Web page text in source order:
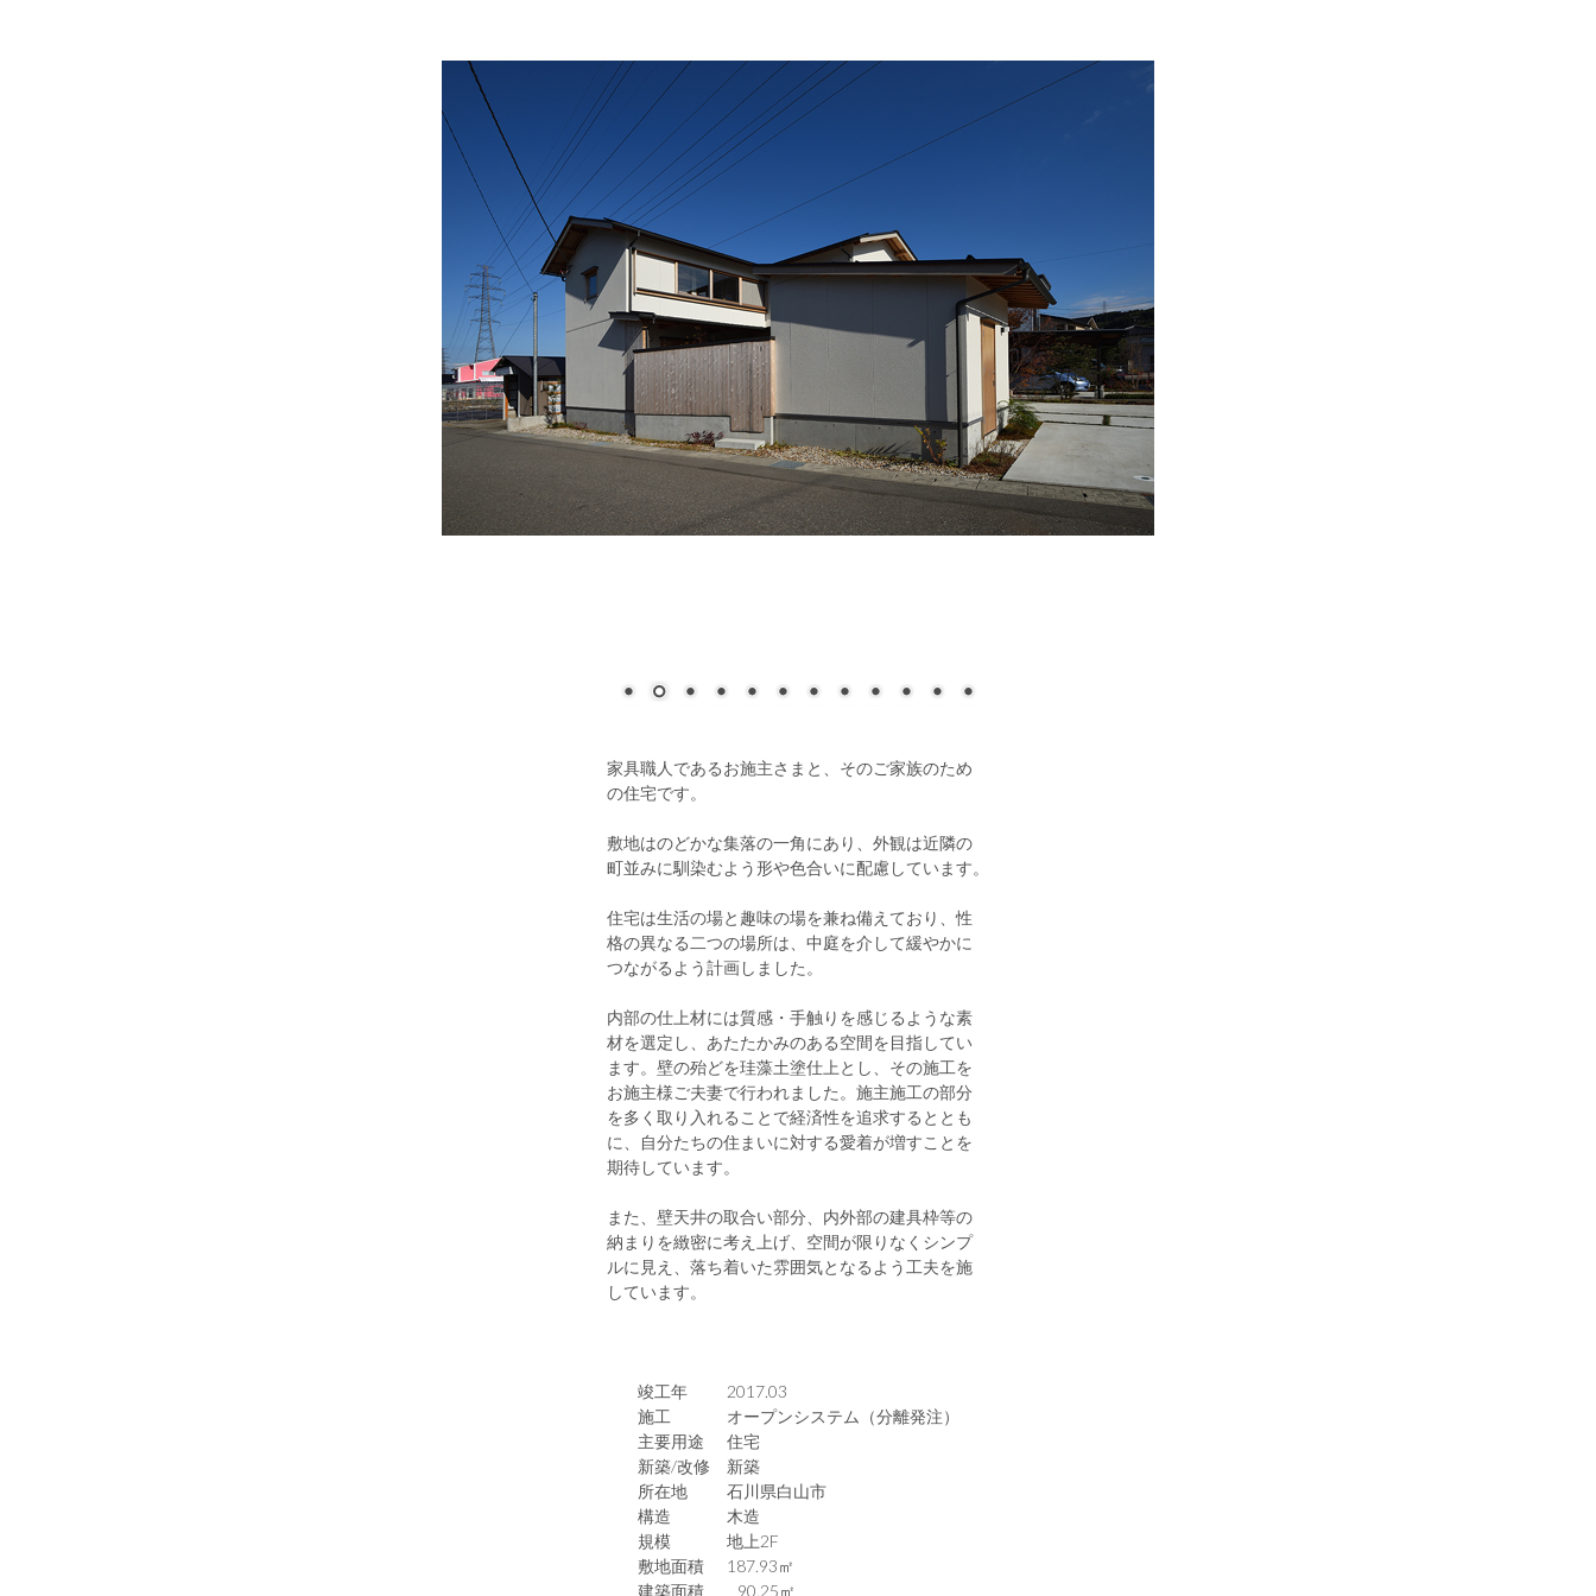
家具職人であるお施主さまと、そのご家族のため
の住宅です。
敷地はのどかな集落の一角にあり、外観は近隣の
町並みに馴染むよう形や色合いに配慮しています。
住宅は生活の場と趣味の場を兼ね備えており、性
格の異なる二つの場所は、中庭を介して緩やかに
つながるよう計画しました。
内部の仕上材には質感・手触りを感じるような素
材を選定し、あたたかみのある空間を目指してい
ます。壁の殆どを珪藻土塗仕上とし、その施工を
お施主様ご夫妻で行われました。施主施工の部分
を多く取り入れることで経済性を追求するととも
に、自分たちの住まいに対する愛着が増すことを
期待しています。
また、壁天井の取合い部分、内外部の建具枠等の
納まりを緻密に考え上げ、空間が限りなくシンプ
ルに見え、落ち着いた雰囲気となるよう工夫を施
しています。
竣工年
2017.03
施工
オープンシステム（分離発注）
主要用途
住宅
新築/改修 新築
所在地
石川県白山市
構造
木造
規模
地上2F
敷地面積
187.93㎡
建築面積
90.25㎡